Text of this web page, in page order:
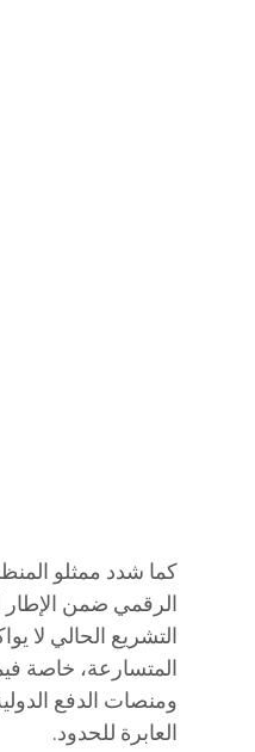
كما شدد ممثلو
الرقمي ضمن الإطار
التشريع الحالي لا
المتسارعة، خاصة
ومنصات الدفع
العابرة للحدود.